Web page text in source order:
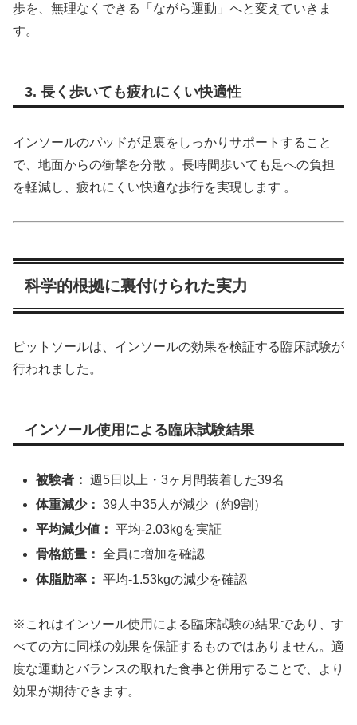
歩を、無理なくできる「ながら運動」へと変えていきま
す。
3. 長く歩いても疲れにくい快適性
インソールのパッドが足裏をしっかりサポートすること
で、地面からの衝撃を分散 。長時間歩いても足への負担
を軽減し、疲れにくい快適な歩行を実現します 。
科学的根拠に裏付けられた実力
ピットソールは、インソールの効果を検証する臨床試験が
行われました。
インソール使用による臨床試験結果
被験者： 週5日以上・3ヶ月間装着した39名
体重減少： 39人中35人が減少（約9割）
平均減少値： 平均-2.03kgを実証
骨格筋量： 全員に増加を確認
体脂肪率： 平均-1.53kgの減少を確認
※これはインソール使用による臨床試験の結果であり、す
べての方に同様の効果を保証するものではありません。適
度な運動とバランスの取れた食事と併用することで、より
効果が期待できます。